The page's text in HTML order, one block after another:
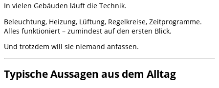
In vielen Gebäuden läuft die Technik.
Beleuchtung, Heizung, Lüftung, Regelkreise, Zeitprogramme.
Alles funktioniert – zumindest auf den ersten Blick.
Und trotzdem will sie niemand anfassen.
Typische Aussagen aus dem Alltag